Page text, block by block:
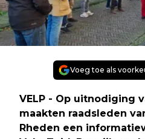
Voeg toe als
VELP - Op uitnodiging
maakten raadsleden
Rheden een